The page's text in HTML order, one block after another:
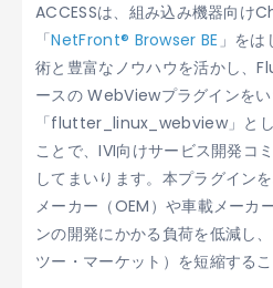
ACCESSは、組み込み機器向
「NetFront® Browser BE 」を
術と豊富なノウハウを活かし
ースの WebViewプラグインをい
「flutter_linux_webview」と
ことで、IVI向けサービス開発コ
してまいります。本プラグイン
メーカー（OEM）や車載メーカ
ンの開発にかかる負荷を低減し
ツー・マーケット）を短縮する